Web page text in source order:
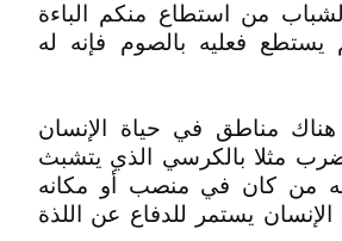
من استطاع منكم الباءة
يستطع فعليه بالصوم فإنه له
مناطق في حياة الإنسان
مثلا بالكرسي الذي يتشبث
من كان في منصب أو مكانه
يستمر للدفاع عن اللذة